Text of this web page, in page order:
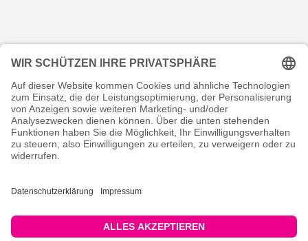
KONTAKT
RECHTLICHES
INFORMATIVES